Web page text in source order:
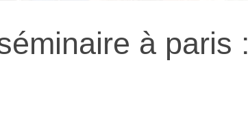
à paris :